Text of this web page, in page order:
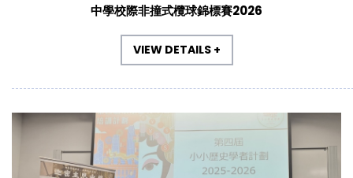
中學校際非撞式欖球錦標賽2026
VIEW DETAILS +